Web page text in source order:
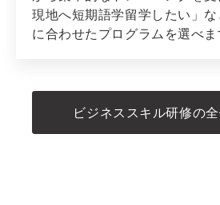
現地へ短期語学留学したい」
に合わせたプログラムを選べま
ビジネススキル研修の